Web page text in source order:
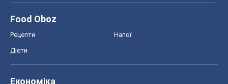
Food Oboz
Рецепти Напої
Дієти
Економіка